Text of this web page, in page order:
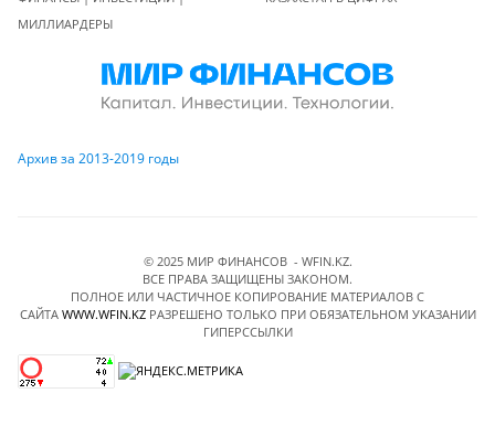
МИЛЛИАРДЕРЫ
Архив за 2013-2019 годы
© 2025 МИР ФИНАНСОВ - WFIN.KZ.
ВСЕ ПРАВА ЗАЩИЩЕНЫ ЗАКОНОМ.
ПОЛНОЕ ИЛИ ЧАСТИЧНОЕ КОПИРОВАНИЕ МАТЕРИАЛОВ C
САЙТА WWW.WFIN.KZРАЗРЕШЕНО ТОЛЬКО ПРИ ОБЯЗАТЕЛЬНОМ УКАЗАНИИ
ГИПЕРССЫЛКИ